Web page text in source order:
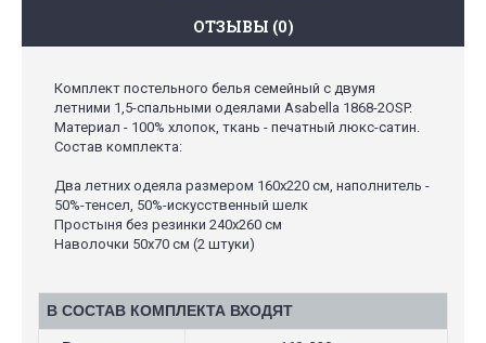
ОТЗЫВЫ (0)
Комплект постельного белья семейный с двумя
летними 1,5-спальными одеялами Asabella 1868-2OSP.
Материал - 100% хлопок, ткань - печатный люкс-сатин.
Состав комплекта:
Два летних одеяла размером 160х220 см, наполнитель -
50%-тенсел, 50%-искусственный шелк
Простыня без резинки 240х260 см
Наволочки 50х70 см (2 штуки)
В СОСТАВ КОМПЛЕКТА ВХОДЯТ